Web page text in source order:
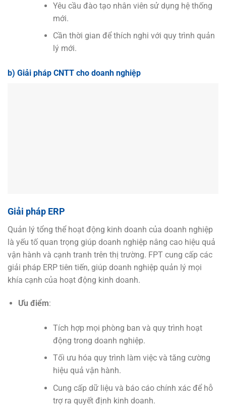
Yêu cầu đào tạo nhân viên sử dụng hệ thống
mới.
Cần thời gian để thích nghi với quy trình quản
lý mới.
b) Giải pháp CNTT cho doanh nghiệp
Giải pháp ERP
Quản lý tổng thể hoạt động kinh doanh của doanh nghiệp
là yếu tố quan trọng giúp doanh nghiệp nâng cao hiệu quả
vận hành và cạnh tranh trên thị trường. FPT cung cấp các
giải pháp ERP tiên tiến, giúp doanh nghiệp quản lý mọi
khía cạnh của hoạt động kinh doanh.
Ưu điểm:
Tích hợp mọi phòng ban và quy trình hoạt
động trong doanh nghiệp.
Tối ưu hóa quy trình làm việc và tăng cường
hiệu quả vận hành.
Cung cấp dữ liệu và báo cáo chính xác để hỗ
trợ ra quyết định kinh doanh.